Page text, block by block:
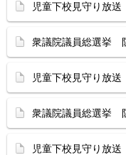
児童下校見守り放送
衆議院議員総選挙
児童下校見守り放送
衆議院議員総選挙
児童下校見守り放送